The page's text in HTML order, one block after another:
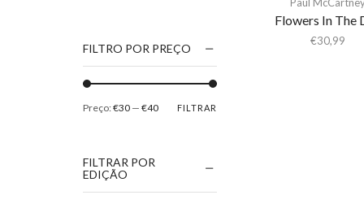
Flowers In The
€30,99
5 Seconds Of Summer
50 Foot Wave
65daysofstatic
7038634357
81355
FILTRO POR PREÇO
FILTRAR
Preço:€30 — €40
FILTRAR POR
EDIÇÃO